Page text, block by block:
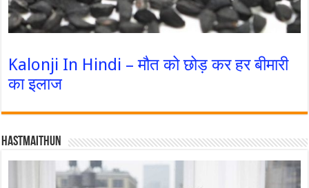
Kalonji In Hindi – मौत को छोड़ कर हर बीमारी
का इलाज
Hastmaithun